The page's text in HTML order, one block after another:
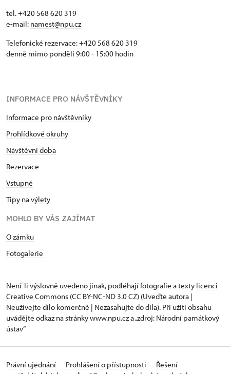
tel. +420 568 620 319
e-mail: namest@npu.cz
Telefonické rezervace: +420 568 620 319
denně mimo pondělí 9:00 - 15:00 hodin
INFORMACE PRO NÁVŠTĚVNÍKY
Informace pro návštěvníky
Prohlídkové okruhy
Návštěvní doba
Rezervace
Vstupné
Tipy na výlety
MOHLO BY VÁS ZAJÍMAT
O zámku
Fotogalerie
Není-li výslovně uvedeno jinak, podléhají fotografie a texty licenci
Creative Commons (CC BY-NC-ND 3.0 CZ) (Uveďte autora |
Neužívejte dílo komerčně | Nezasahujte do díla). Při užití obsahu
uvádějte odkaz na stránky www.npu.cz a „zdroj: Národní památkový
ústav“
Právní ujednání Prohlášení o přístupnosti
Řešení